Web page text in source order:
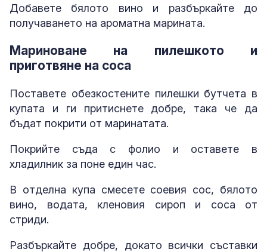
Добавете бялото вино и разбъркайте до
получаването на ароматна марината.
Мариноване на пилешкото и
приготвяне на соса
Поставете обезкостените пилешки бутчета в
купата и ги притиснете добре, така че да
бъдат покрити от маринатата.
Покрийте съда с фолио и оставете в
хладилник за поне един час.
В отделна купа смесете соевия сос, бялото
вино, водата, кленовия сироп и соса от
стриди.
Разбъркайте добре, докато всички съставки